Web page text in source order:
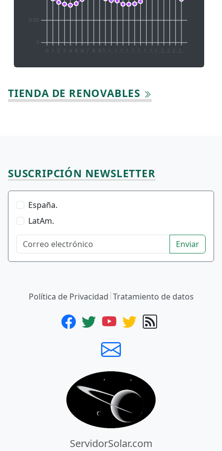
0
0.05
0 1 2 3 4 5 6 7 8 9 1.. 1.. 1.. 1.. 1.. 1.. 1.. 1.. 1.. 1.. 2.. 2.. 2.. 2..
TIENDA DE RENOVABLES
ServidorSolar.com
SUSCRIPCIÓN NEWSLETTER
España.
LatAm.
Enviar
Política de Privacidad Tratamiento de datos